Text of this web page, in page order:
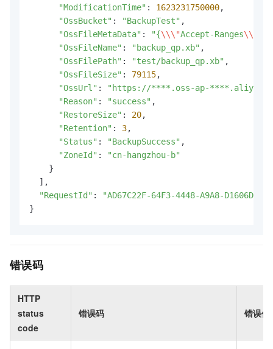
"ModificationTime" : 1623231750000,
"OssBucket" : "BackupTest" ,
"OssFileMetaData" : "{\\\"Accept-Ranges\\
"OssFileName" : "backup_qp.xb" ,
"OssFilePath" : "test/backup_qp.xb" ,
"OssFileSize" : 79115,
"OssUrl" :
"https://****.oss-ap-
"Reason" : "success" ,
"RestoreSize" : 20,
"Retention" : 3,
"Status" : "BackupSuccess" ,
"ZoneId" :
"cn-hangzhou-b"
    }
  ],
"RequestId" :
"AD67C22F-64F3-4448-A9A8-
}
错误码
HTTP
status
code
错误码 错误信